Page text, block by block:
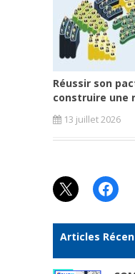
Réussir son
construire une
13 juillet 2026
X
Articles